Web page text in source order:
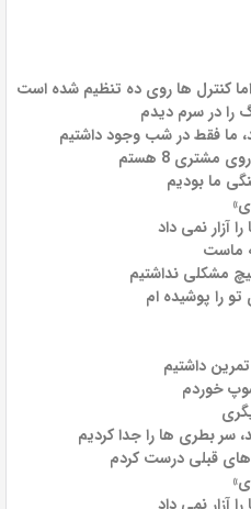
کنترل ها روی ده تنظیم شده است
را در سرم دیدم
ما فقط در شب وجود داشتیم
8 هستم
ما بودیم
آزار نمی داد
ماست
مشکلی نداشتیم
را پوشیده ام
داشتیم
خوردم
سر بطری ها را جدا کردیم
قبلی درست کردم